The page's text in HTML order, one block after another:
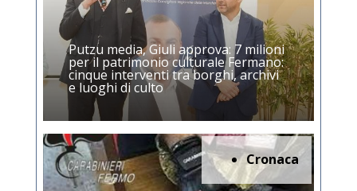
Putzu media, Giuli approva: 7 milioni
per il patrimonio culturale Fermano:
cinque interventi tra borghi, archivi
e luoghi di culto
Cronaca